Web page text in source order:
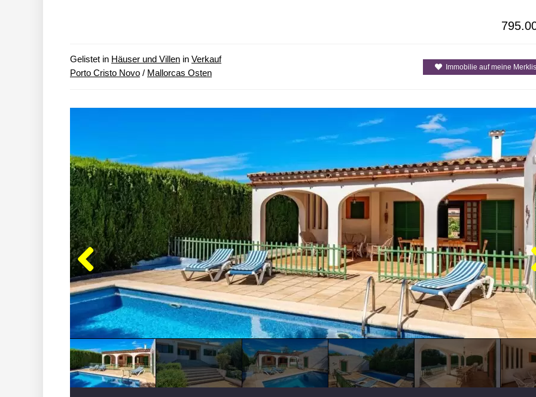
Gelistet in Häuser und Villen in Verkauf
Porto Cristo Novo / Mallorcas Osten
Immobilie auf meine